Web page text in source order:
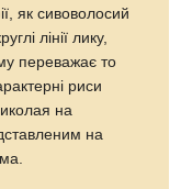
як сивоволосий
лінії лику,
переважає то
риси
на
на